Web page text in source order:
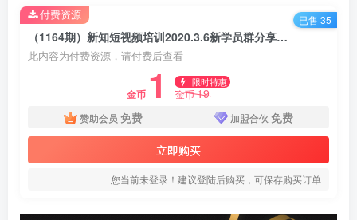
（1164期）新知短视频培训2020.3.6新学员群分享一个号如何做到一天4000佣金
此内容为付费资源，请付费后查看
金币 1 限时特惠
金币19
赞助会员 免费 加盟合伙 免费
立即购买
您当前未登录！建议登陆后购买，可保存购买订单
付费资源 已售 35